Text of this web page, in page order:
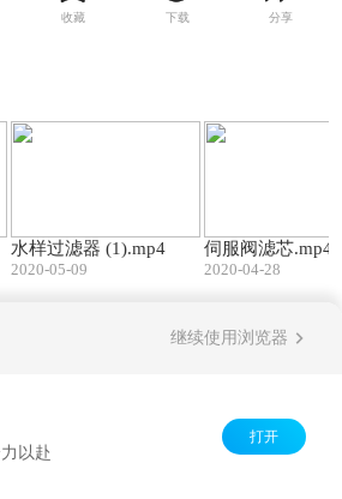
收藏 下载 分享
水样过滤器 (1).mp4
2020-05-09
伺服阀滤芯.mp4
2020-04-28
继续使用浏览器
以赴
打开